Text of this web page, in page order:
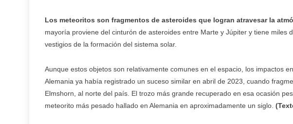
Los meteoritos son fragmentos de asteroides que logran atravesar la
mayoría proviene del cinturón de asteroides entre Marte y Júpiter y tiene miles
vestigios de la formación del sistema solar.
Aunque estos objetos son relativamente comunes en el espacio, los impactos
Alemania ya había registrado un suceso similar en abril de 2023, cuando
Elmshorn, al norte del país. El trozo más grande recuperado en esa ocasión
meteorito más pesado hallado en Alemania en aproximadamente un siglo.